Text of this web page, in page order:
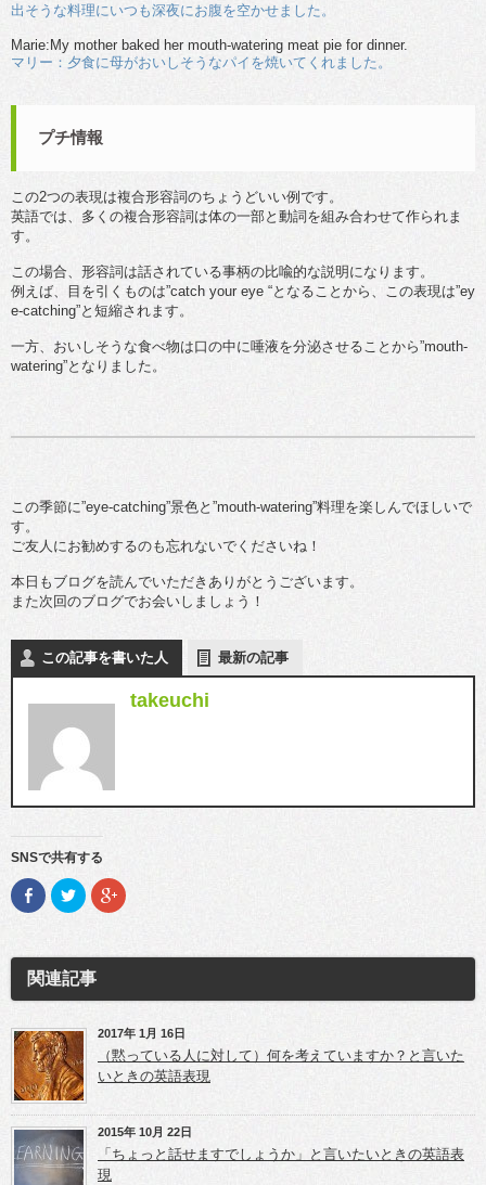
出そうな料理にいつも深夜にお腹を空かせました。
Marie:My mother baked her mouth-watering meat pie for dinner.
マリー：夕食に母がおいしそうなパイを焼いてくれました。
プチ情報
この2つの表現は複合形容詞のちょうどいい例です。
英語では、多くの複合形容詞は体の一部と動詞を組み合わせて作られま
す。
この場合、形容詞は話されている事柄の比喩的な説明になります。
例えば、目を引くものは”catch your eye “となることから、この表現は”ey
e-catching”と短縮されます。
一方、おいしそうな食べ物は口の中に唾液を分泌させることから”mouth-
watering”となりました。
この季節に”eye-catching”景色と”mouth-watering”料理を楽しんでほしいで
す。
ご友人にお勧めするのも忘れないでくださいね！
本日もブログを読んでいただきありがとうございます。
また次回のブログでお会いしましょう！
この記事を書いた人 最新の記事
takeuchi
SNSで共有する
F
a
o
o
k
で
(新
し
い
ウ
ィ
ン
ド
ウ
で
開
き
ク
リ
て
T
w
i
e
r
で
共
有
(新
し
い
ウ
ィ
ン
ド
ク
リ
て
o
e
+
で
共
有
し
い
ウ
ィ
ン
関連記事
2017年 1月 16日
（黙っている人に対して）何を考えていますか？と言いた
いときの英語表現
2015年 10月 22日
「ちょっと話せますでしょうか」と言いたいときの英語表
現